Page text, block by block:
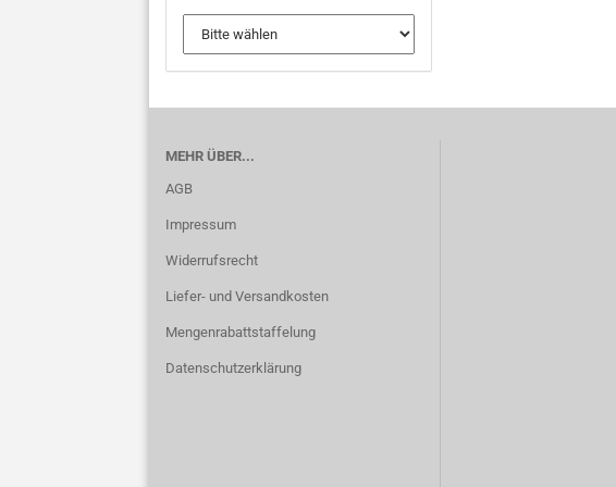
MEHR ÜBER...
AGB
Impressum
Widerrufsrecht
Liefer- und Versandkosten
Mengenrabattstaffelung
Datenschutzerklärung